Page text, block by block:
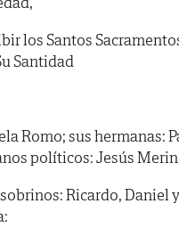
los Santos
Santidad
Romo; sus hermanas:
políticos: Jesús
Ricardo, Daniel